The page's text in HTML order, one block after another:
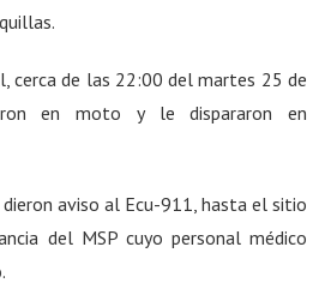
cerca de las 22:00 del martes 25 de
en moto y le dispararon en
aviso al Ecu-911, hasta el sitio
del MSP cuyo personal médico